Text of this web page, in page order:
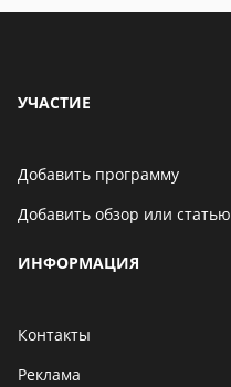
УЧАСТИЕ
Добавить программу
Добавить обзор или статью
ИНФОРМАЦИЯ
Контакты
Реклама